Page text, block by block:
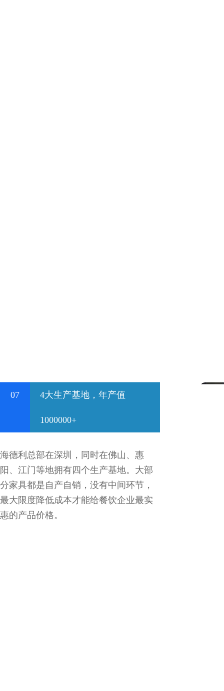
07 4大生产基地，年产值
1000000+
海德利总部在深圳，同时在佛山、惠
阳、江门等地拥有四个生产基地。大部
分家具都是自产自销，没有中间环节，
最大限度降低成本才能给餐饮企业最实
惠的产品价格。